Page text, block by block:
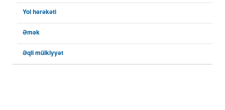
Yol hərəkəti
Əmək
Əqli mülkiyyət